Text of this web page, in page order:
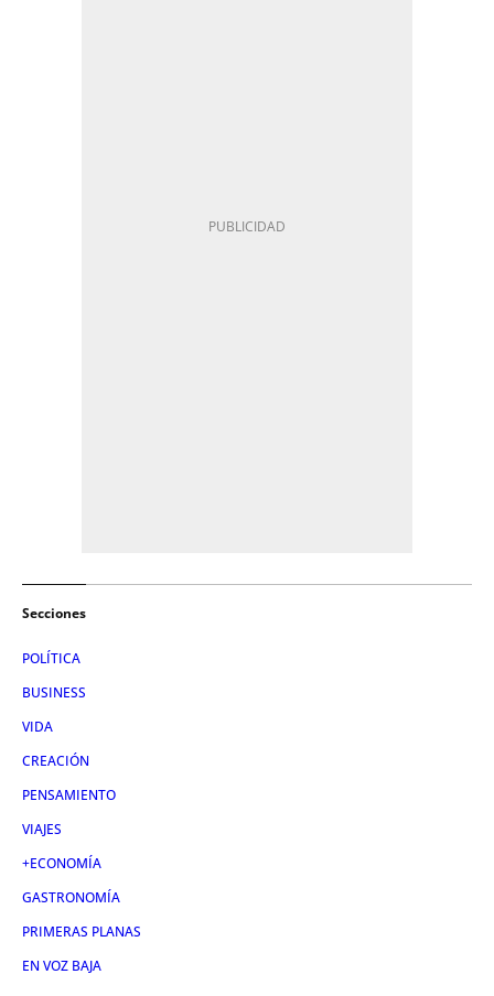
Secciones
POLÍTICA
BUSINESS
VIDA
CREACIÓN
PENSAMIENTO
VIAJES
+ECONOMÍA
GASTRONOMÍA
PRIMERAS PLANAS
EN VOZ BAJA